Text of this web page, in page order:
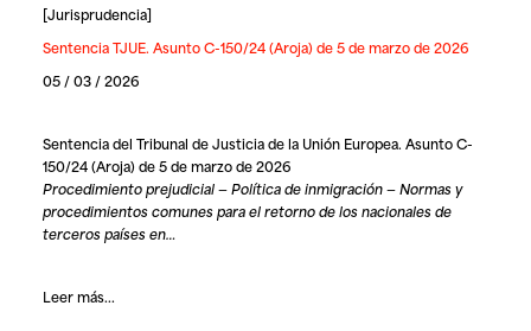
[Jurisprudencia]
Sentencia TJUE. Asunto C-150/24 (Aroja) de 5 de marzo de 2026
05 / 03 / 2026
Sentencia del Tribunal de Justicia de la Unión Europea. Asunto C-
150/24 (Aroja) de 5 de marzo de 2026
Procedimiento prejudicial — Política de inmigración — Normas y
procedimientos comunes para el retorno de los nacionales de
terceros países en…
Leer más...